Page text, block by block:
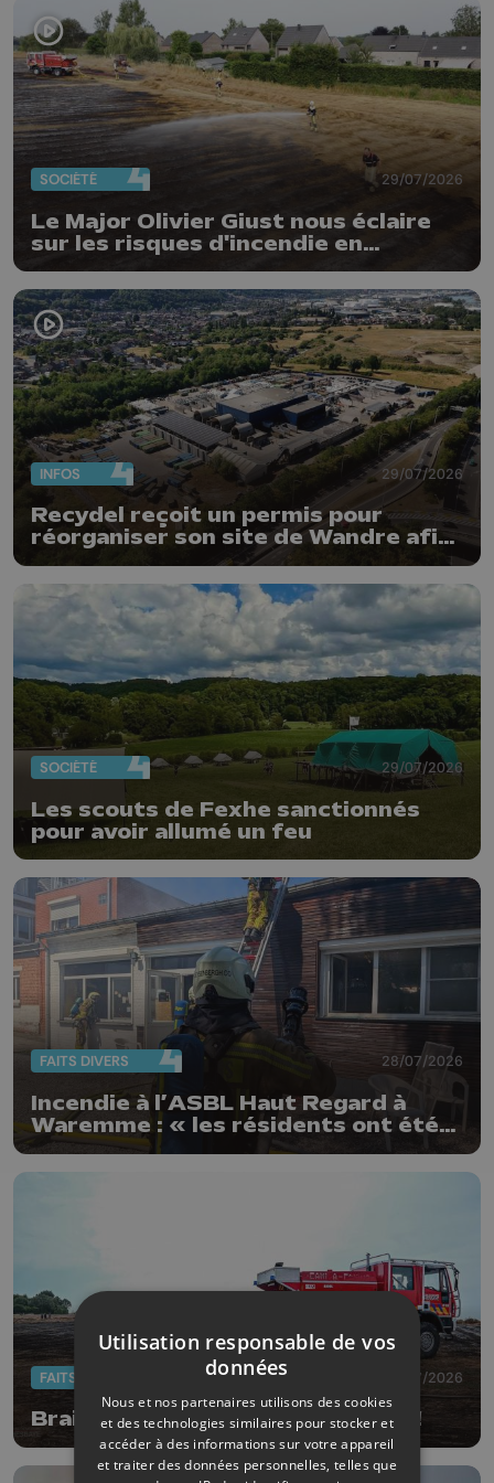
SOCIÉTÉ 29/07/2026
Le Major Olivier Giust nous éclaire
sur les risques d'incendie en
Belgique : "Un incendie comme en
Gironde ne pourrait pas avoir lieu
chez nous"
INFOS 29/07/2026
Recydel reçoit un permis pour
réorganiser son site de Wandre afin
de prévenir le risque d'incendie
SOCIÉTÉ 29/07/2026
Les scouts de Fexhe sanctionnés
pour avoir allumé un feu
FAITS DIVERS 28/07/2026
Incendie à l’ASBL Haut Regard à
Waremme : « les résidents ont été
évacués à temps »
FAITS DIVERS 14/07/2026
Braives : un champs de lin en feu !
Utilisation responsable de vos
données
Nous et nos partenaires utilisons des cookies
et des technologies similaires pour stocker et
accéder à des informations sur votre appareil
et traiter des données personnelles, telles que